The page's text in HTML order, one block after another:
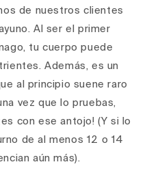
de nuestros clientes
Al ser el primer
tu cuerpo puede
Además, es un
al principio suene raro
vez que lopruebas,
con ese antojo! (Y si lo
de al menos 12 o 14
aún más).